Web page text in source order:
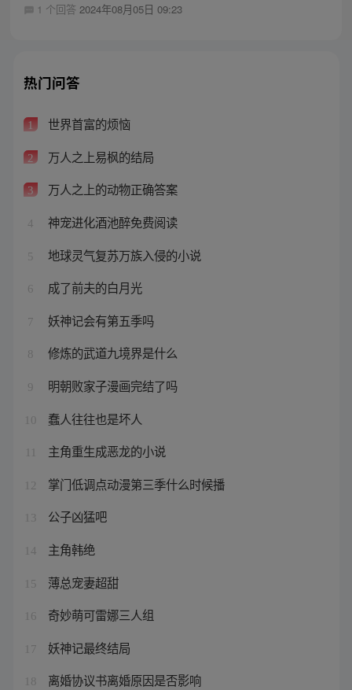
1 个回答 2024年08月05日 09:23
热门问答
1 世界首富的烦恼
2 万人之上易枫的结局
3 万人之上的动物正确答案
4 神宠进化酒池醉免费阅读
5 地球灵气复苏万族入侵的小说
6 成了前夫的白月光
7 妖神记会有第五季吗
8 修炼的武道九境界是什么
9 明朝败家子漫画完结了吗
10 蠢人往往也是坏人
主角重生成恶龙的小说
12 掌门低调点动漫第三季什么时候播
13 公子凶猛吧
14 主角韩绝
15 薄总宠妻超甜
16 奇妙萌可雷娜三人组
17 妖神记最终结局
18 离婚协议书离婚原因是否影响